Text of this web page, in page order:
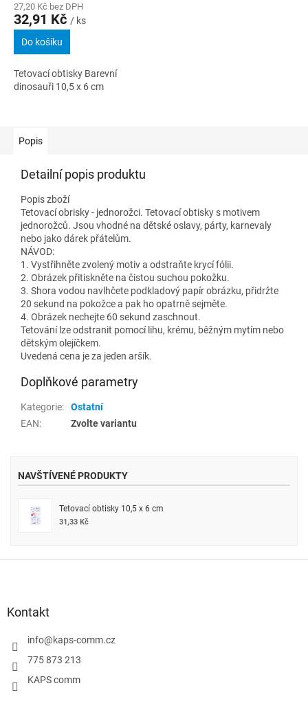
27,20 Kč bez DPH
32,91 Kč / ks
Do košíku
Tetovací obtisky Barevní
dinosauři 10,5 x 6 cm
Popis
Detailní popis produktu
Popis zboží
Tetovací obrisky - jednorožci. Tetovací obtisky s motivem
jednorožců. Jsou vhodné na dětské oslavy, párty, karnevaly
nebo jako dárek přátelům.
NÁVOD:
1. Vystřihněte zvolený motiv a odstraňte krycí fólii.
2. Obrázek přitiskněte na čistou suchou pokožku.
3. Shora vodou navlhčete podkladový papír obrázku, přidržte
20 sekund na pokožce a pak ho opatrně sejměte.
4. Obrázek nechejte 60 sekund zaschnout.
Tetování lze odstranit pomocí lihu, krému, běžným mytím nebo
dětským olejíčkem.
Uvedená cena je za jeden aršík.
Doplňkové parametry
Kategorie:
Ostatní
EAN: Zvolte variantu
NAVŠTÍVENÉ PRODUKTY
Tetovací obtisky 10,5 x 6 cm
31,33 Kč
Kontakt
info@kaps-comm.cz
775 873 213
KAPS comm